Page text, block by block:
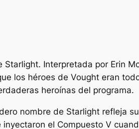
Interpretada por Erin
los héroes de Vought eran
heroínas del programa.
nombre de Starlight refleja
el Compuesto V